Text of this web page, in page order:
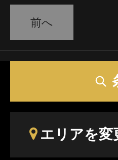
前へ
エリアを変